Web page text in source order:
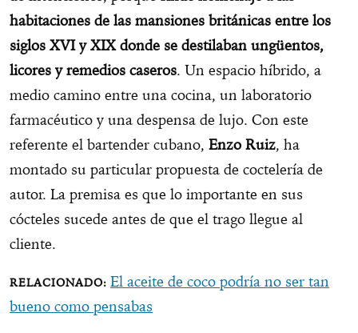
habitaciones de las mansiones británicas entre los
siglos XVI y XIX donde se destilaban ungüentos,
licores y remedios caseros. Un espacio híbrido, a
medio camino entre una cocina, un laboratorio
farmacéutico y una despensa de lujo. Con este
referente el bartender cubano, Enzo Ruiz, ha
montado su particular propuesta de coctelería de
autor. La premisa es que lo importante en sus
cócteles sucede antes de que el trago llegue al
cliente.
El aceite de coco podría no ser tan
bueno como pensabas